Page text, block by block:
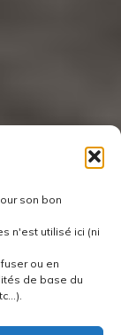
son bon
n'est utilisé ici (ni
ou en
de base du